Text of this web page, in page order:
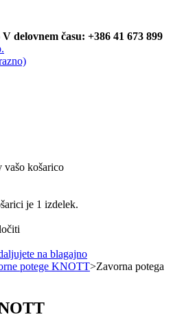
delovnem času: +386 41 673 899
vašo košarico
je 1 izdelek.
na blagajno
potege KNOTT>Zavorna potega